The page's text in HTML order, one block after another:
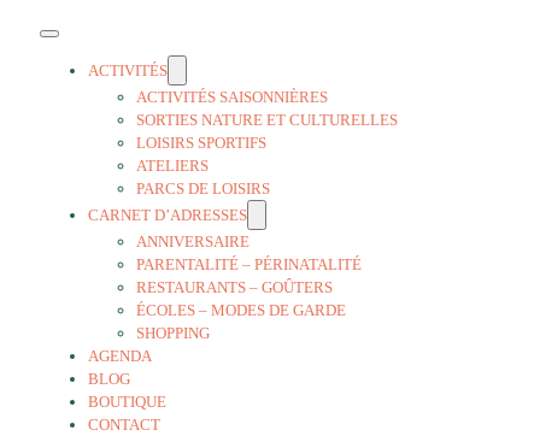
ACTIVITÉS
ACTIVITÉS SAISONNIÈRES
SORTIES NATURE ET CULTURELLES
LOISIRS SPORTIFS
ATELIERS
PARCS DE LOISIRS
CARNET D’ADRESSES
ANNIVERSAIRE
PARENTALITÉ – PÉRINATALITÉ
RESTAURANTS – GOÛTERS
ÉCOLES – MODES DE GARDE
SHOPPING
AGENDA
BLOG
BOUTIQUE
CONTACT